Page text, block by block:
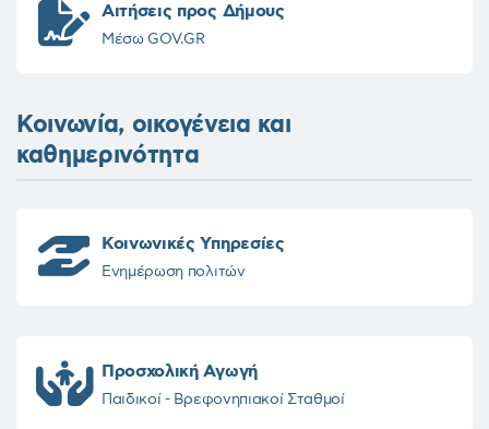
Αιτήσεις προς Δήμους
Μέσω GOV.GR
Κοινωνία, οικογένεια και
καθημερινότητα
Κοινωνικές Υπηρεσίες
Ενημέρωση πολιτών
Προσχολική Αγωγή
Παιδικοί - Βρεφονηπιακοί Σταθμοί